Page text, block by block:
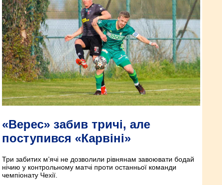
«Верес» забив тричі, але
поступився «Карвіні»
Три забитих м’ячі не дозволили рівнянам завоювати бодай
нічию у контрольному матчі проти останньої команди
чемпіонату Чехії.